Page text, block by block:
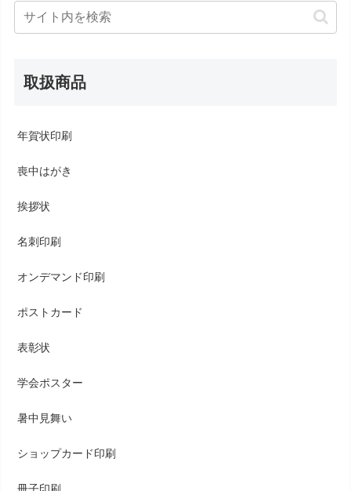
取扱商品
年賀状印刷
喪中はがき
挨拶状
名刺印刷
オンデマンド印刷
ポストカード
表彰状
学会ポスター
暑中見舞い
ショップカード印刷